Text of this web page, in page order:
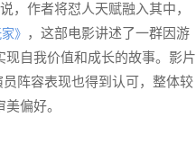
，作者将怼人天赋融入其中，
》 ，这部电影讲述了一群因游
自我价值和成长的故事。影片
阵容表现也得到认可，整体较
偏好。